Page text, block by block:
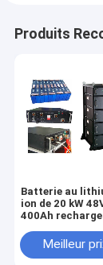
Produits
Batterie au
ion de 20 kW
400Ah
d'énergie de
UPS
Meilleur